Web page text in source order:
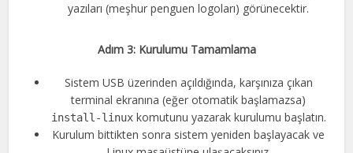
yazıları (meşhur penguen logoları) görünecektir.
Adım 3: Kurulumu Tamamlama
Sistem USB üzerinden açıldığında, karşınıza çıkan
terminal ekranına (eğer otomatik başlamazsa)
install-linuxkomutunu yazarak kurulumu başlatın.
Kurulum bittikten sonra sistem yeniden başlayacak ve